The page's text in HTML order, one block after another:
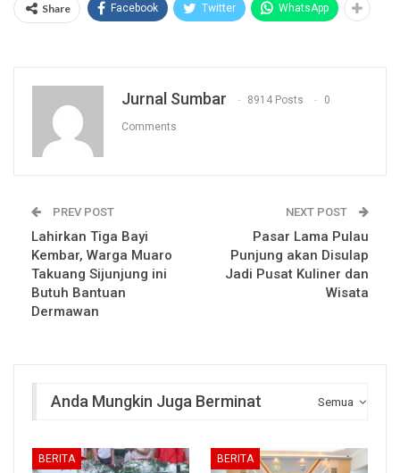
Share Facebook Twitter WhatsApp
Jurnal Sumbar 8914 Posts 0
Comments
PREV POST
Lahirkan Tiga Bayi
Kembar, Warga Muaro
Takuang Sijunjung ini
Butuh Bantuan
Dermawan
NEXT POST
Pasar Lama Pulau
Punjung akan Disulap
Jadi Pusat Kuliner dan
Wisata
Semua
Anda Mungkin Juga Berminat
BERITA BERITA